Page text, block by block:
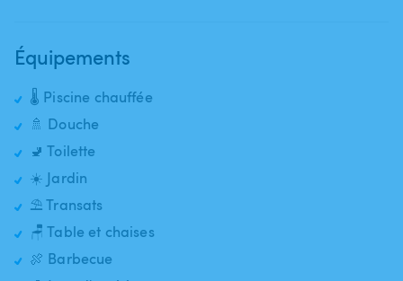
Équipements
🌡️ Piscine chauffée
🚿 Douche
🚽 Toilette
☀️ Jardin
⛱️ Transats
🪑 Table et chaises
🍖 Barbecue